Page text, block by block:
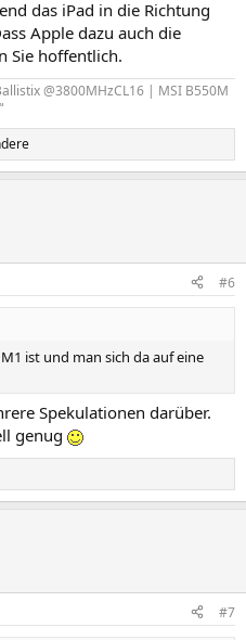
das iPad in die Richtung
Apple dazu auch die
Sie hoffentlich.
@3800MHzCL16 | MSI B550M
#6
ist und man sich da auf eine
Spekulationen darüber.
genug
#7